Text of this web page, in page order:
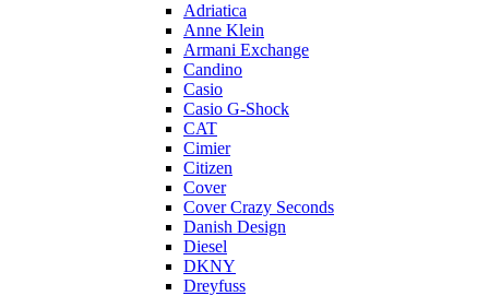
Adriatica
Anne Klein
Armani Exchange
Candino
Casio
Casio G-Shock
CAT
Cimier
Citizen
Cover
Cover Crazy Seconds
Danish Design
Diesel
DKNY
Dreyfuss